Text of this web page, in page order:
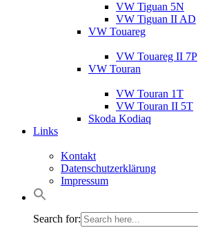
VW Tiguan 5N
VW Tiguan II AD
VW Touareg
VW Touareg II 7P
VW Touran
VW Touran 1T
VW Touran II 5T
Skoda Kodiaq
Links
Kontakt
Datenschutzerklärung
Impressum
Search for: